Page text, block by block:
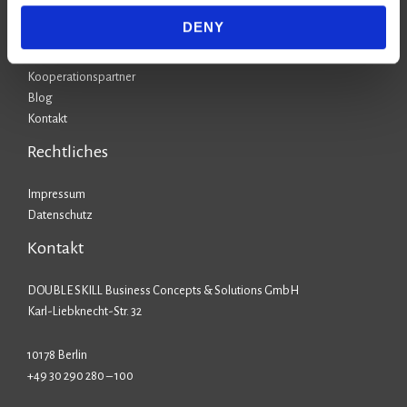
DENY
Kooperationspartner
Blog
Kontakt
Rechtliches
Impressum
Datenschutz
Kontakt
DOUBLE SKILL Business Concepts & Solutions GmbH
Karl-Liebknecht-Str. 32
10178 Berlin
+49 30 290 280 – 100